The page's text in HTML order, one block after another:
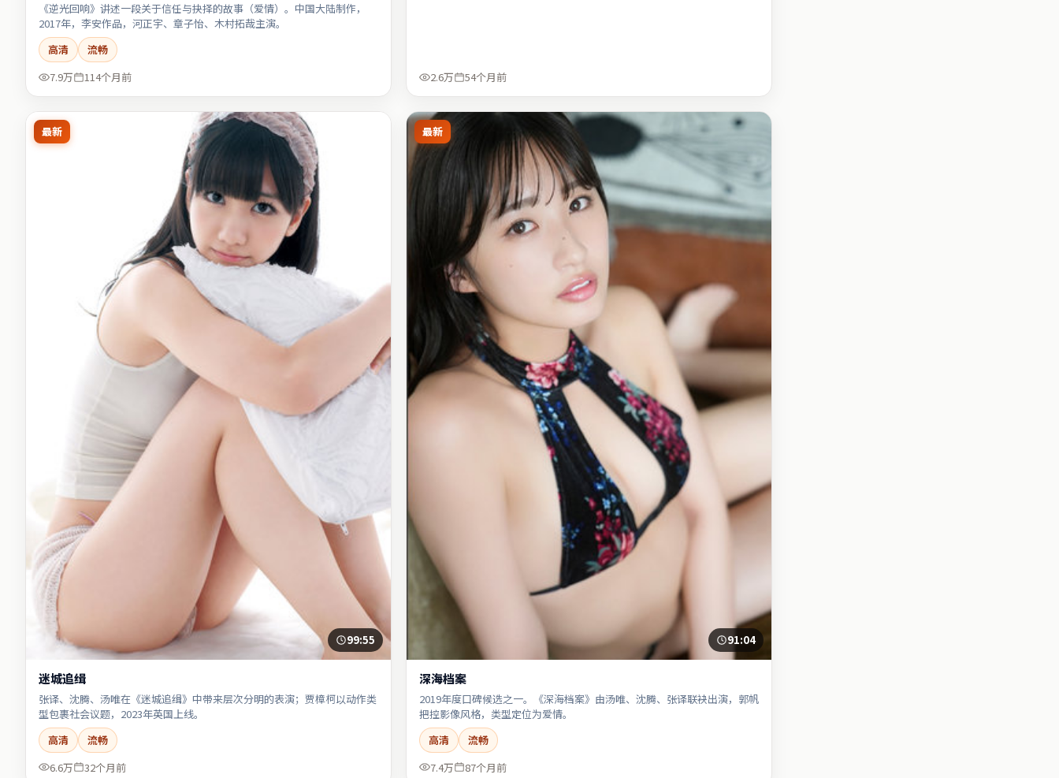
《逆光回响》讲述一段关于信任与抉择的故事（爱情）。中国大陆制作，
2017年，李安作品，河正宇、章子怡、木村拓哉主演。
高清
流畅
7.9万
114个月前 2.6万 54个月前
最新
99:55
迷城追缉
张译、沈腾、汤唯在《迷城追缉》中带来层次分明的表演；贾樟柯以动作类
型包裹社会议题，2023年英国上线。
高清
流畅
6.6万
32个月前
最新
91:04
深海档案
2019年度口碑候选之一。《深海档案》由汤唯、沈腾、张译联袂出演，郭帆
把控影像风格，类型定位为爱情。
高清
流畅
7.4万
87个月前